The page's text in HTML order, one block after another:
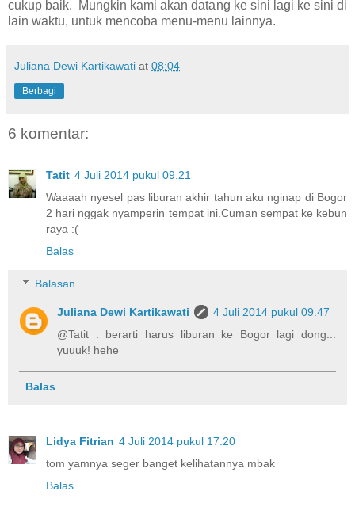
cukup baik. Mungkin kami akan datang ke sini lagi ke sini di
lain waktu, untuk mencoba menu-menu lainnya.
Juliana Dewi Kartikawati at 08:04
Berbagi
6 komentar:
Tatit 4 Juli 2014 pukul 09.21
Waaaah nyesel pas liburan akhir tahun aku nginap di Bogor
2 hari nggak nyamperin tempat ini.Cuman sempat ke kebun
raya :(
Balas
Balasan
Juliana Dewi Kartikawati
4 Juli 2014 pukul 09.47
@Tatit : berarti harus liburan ke Bogor lagi dong...
yuuuk! hehe
Balas
Lidya Fitrian 4 Juli 2014 pukul 17.20
tom yamnya seger banget kelihatannya mbak
Balas